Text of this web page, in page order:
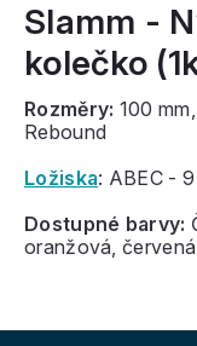
Slamm -
kolečko
Rozměry: 100
Rebound
Ložiska: ABEC -
Dostupné barvy:
oranžová,